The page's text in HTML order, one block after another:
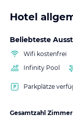
Hotel
Beliebteste
Wifi kostenfrei
Infinity Pool
Parkplätze
Gesamtzahl Zimmer